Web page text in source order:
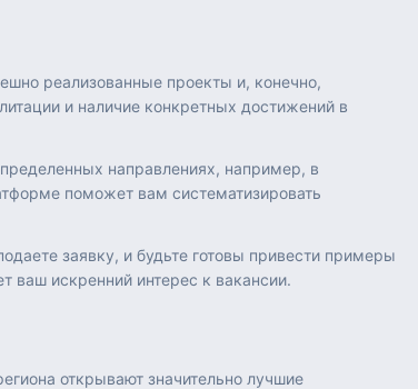
реализованные проекты и, конечно,
и наличие конкретных достижений в
направлениях, например, в
поможет вам систематизировать
заявку, и будьте готовы привести примеры
ваш искренний интерес к вакансии.
открывают значительно лучшие